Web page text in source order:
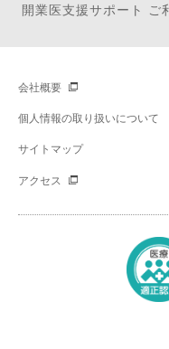
開業医支援サポート ご
会社概要
個人情報の取り扱いについて
サイトマップ
アクセス